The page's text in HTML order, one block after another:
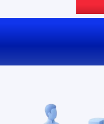
IEPF से